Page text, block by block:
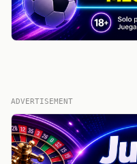
ADVERTISEMENT